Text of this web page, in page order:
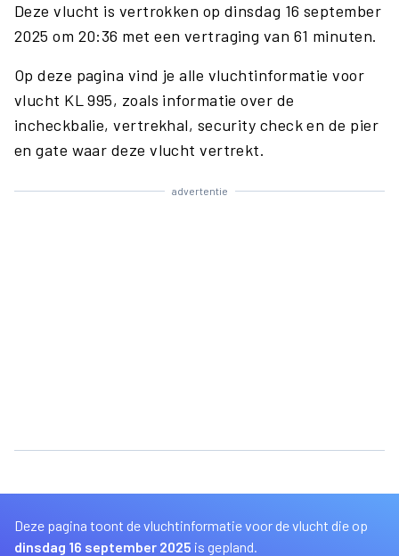
Deze vlucht is vertrokken op dinsdag 16 september
2025 om 20:36 met een vertraging van 61 minuten.
Op deze pagina vind je alle vluchtinformatie voor
vlucht KL 995, zoals informatie over de
incheckbalie, vertrekhal, security check en de pier
en gate waar deze vlucht vertrekt.
advertentie
Deze pagina toont de vluchtinformatie voor de vlucht die op
dinsdag 16 september 2025 is gepland.